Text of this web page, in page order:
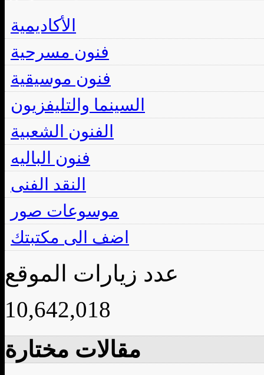
الأكاديمية
فنون مسرحية
فنون موسيقية
السينما والتليفزيون
الفنون الشعبية
فنون الباليه
النقد الفنى
موسوعات صور
اضف الى مكتبتك
عدد زيارات الموقع
10,642,018
مقالات مختارة